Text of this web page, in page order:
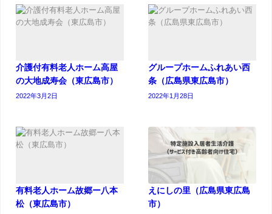
介護付有料老人ホーム高屋
の大地成寿会（東広島市）
2022年3月2日
グループホームふれあい西
条（広島県東広島市）
2022年1月28日
有料老人ホーム故郷ー八本
松（東広島市）
えにしの里（広島県東広島
市）